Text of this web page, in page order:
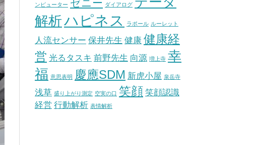
ンピューター ゼニー ダイアログ
解析ハピネス ラポール ルーレット
人流センサー 保井先生 健康 健康経
営 光るタスキ 前野先生 向源 増上寺 幸
福 意思表明 慶應SDM 新虎小屋 泉岳寺
浅草 盛り上がり測定 空実の口 笑顔 笑顔認識
経営 行動解析 表情解析